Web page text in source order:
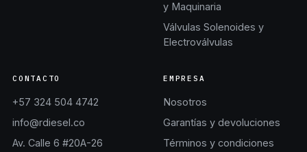
y Maquinaria
Válvulas Solenoides y
Electroválvulas
CONTACTO
+57 324 504 4742
info@rdiesel.co
Av. Calle 6 #20A-26
EMPRESA
Nosotros
Garantías y devoluciones
Términos y condiciones